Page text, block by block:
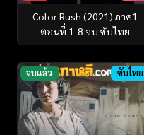
Color Rush (2021) ภาค1
ตอนที่ 1-8 จบ ซับไทย
จบแล้ว ซับไทย